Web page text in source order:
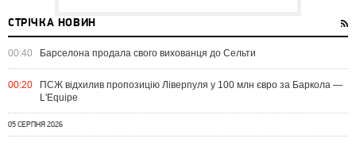
СТРІЧКА НОВИН
00:40 Барселона продала свого вихованця до Сельти
00:20
ПСЖ відхилив пропозицію Ліверпуля у 100 млн євро за Баркола —
L'Equipe
05 СЕРПНЯ 2026